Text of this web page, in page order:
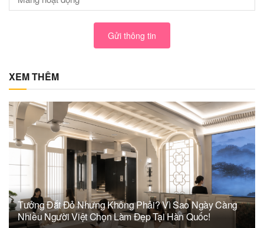
Gửi thông tin
XEM THÊM
Tưởng Đắt Đỏ Nhưng Không Phải? Vì Sao Ngày Càng
Nhiều Người Việt Chọn Làm Đẹp Tại Hàn Quốc!